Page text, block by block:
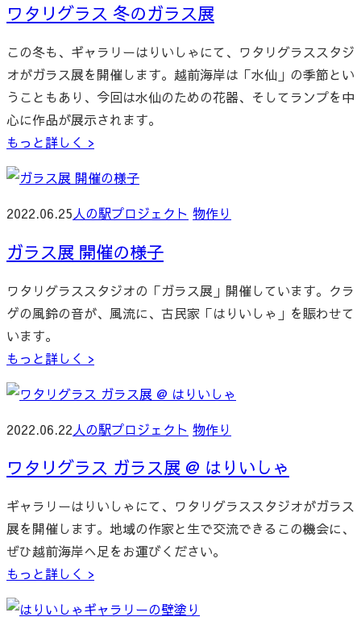
ワタリグラス 冬のガラス展
この冬も、ギャラリーはりいしゃにて、ワタリグラススタジ
オがガラス展を開催します。越前海岸は「水仙」の季節とい
うこともあり、今回は水仙のための花器、そしてランプを中
心に作品が展示されます。
もっと詳しく >
2022.06.25人の駅プロジェクト 物作り
ガラス展 開催の様子
ワタリグラススタジオの「ガラス展」開催しています。クラ
ゲの風鈴の音が、風流に、古民家「はりいしゃ」を賑わせて
います。
もっと詳しく >
2022.06.22人の駅プロジェクト 物作り
ワタリグラス ガラス展 @ はりいしゃ
ギャラリーはりいしゃにて、ワタリグラススタジオがガラス
展を開催します。地域の作家と生で交流できるこの機会に、
ぜひ越前海岸へ足をお運びください。
もっと詳しく >